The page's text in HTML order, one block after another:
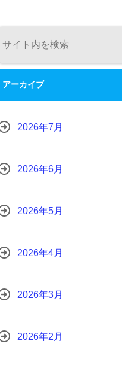
アーカイブ
2026年7月
2026年6月
2026年5月
2026年4月
2026年3月
2026年2月